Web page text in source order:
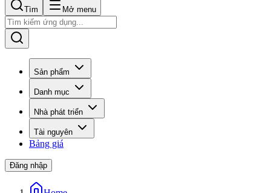
Tìm Mở menu
Sản phẩm
Danh mục
Nhà phát triển
Tài nguyên
Bảng giá
Đăng nhập